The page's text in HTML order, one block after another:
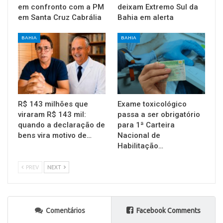
em confronto com a PM
em Santa Cruz Cabrália
deixam Extremo Sul da
Bahia em alerta
BAHIA
R$ 143 milhões que
viraram R$ 143 mil:
quando a declaração de
bens vira motivo de…
BAHIA
Exame toxicológico
passa a ser obrigatório
para 1ª Carteira
Nacional de
Habilitação…
PREV NEXT
Comentários Facebook Comments